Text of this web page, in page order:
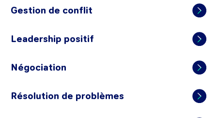
Gestion de conflit
Leadership positif
Négociation
Résolution de problèmes